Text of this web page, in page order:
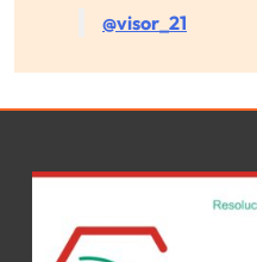
@visor_21